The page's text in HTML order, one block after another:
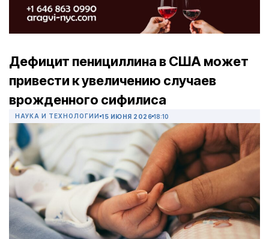
Дефицит пенициллина в США может
привести к увеличению случаев
врожденного сифилиса
НАУКА И ТЕХНОЛОГИИ 15 ИЮНЯ 2026 18:10